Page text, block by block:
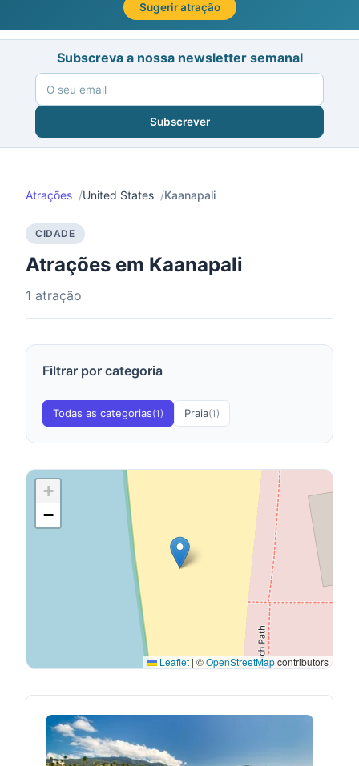
Sugerir atração
Subscreva a nossa newsletter semanal
Subscrever
Atrações United States Kaanapali
CIDADE
Atrações em Kaanapali
1 atração
Filtrar por categoria
Todas as categorias(1) Praia(1)
+
−
Leaflet | ©OpenStreetMapcontributors